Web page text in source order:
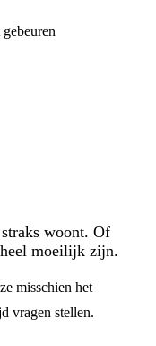
woont. Of
moeilijk zijn.
misschien het
vragen stellen.